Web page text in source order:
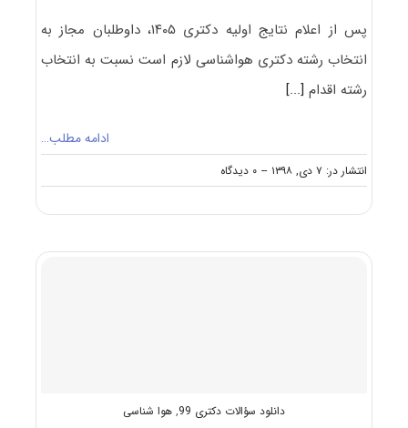
پس از اعلام نتایج اولیه دکتری ۱۴۰۵، داوطلبان مجاز به
انتخاب رشته دکتری هواشناسی لازم است نسبت به انتخاب
رشته اقدام[...]
ادامه مطلب…
انتشار در: ۷ دی, ۱۳۹۸ -- ۰ دیدگاه
on
نکات
دکتری
دانلود سؤالات دکتری 99 , هوا شناسی